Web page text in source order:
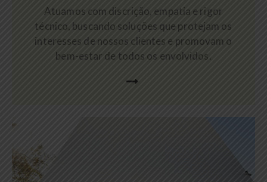
Atuamos com discrição, empatia e rigor
técnico, buscando soluções que protejam os
interesses de nossos clientes e promovam o
bem-estar de todos os envolvidos.